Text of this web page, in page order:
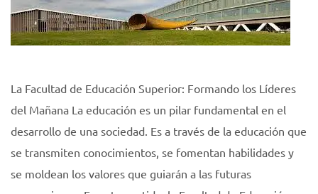
La Facultad de Educación Superior: Formando los Líderes
del Mañana La educación es un pilar fundamental en el
desarrollo de una sociedad. Es a través de la educación que
se transmiten conocimientos, se fomentan habilidades y
se moldean los valores que guiarán a las futuras